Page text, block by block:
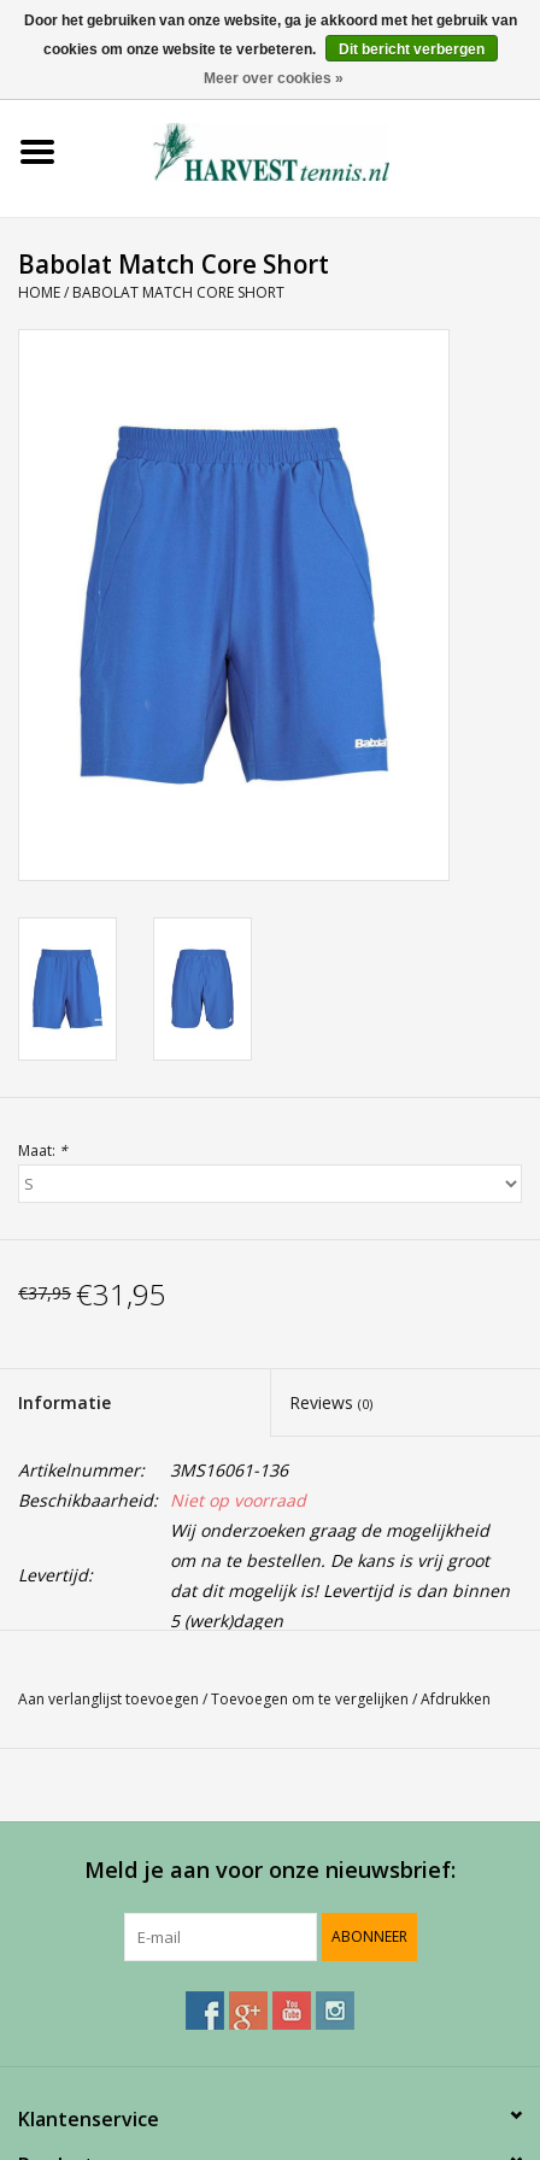
0 Artikelen - €0,00
Tenniskleding
Accessoires
Sponsoring
Babolat Match Core Short
HOME/ BABOLAT MATCH CORE SHORT
Maat: *
€37,95 €31,95
Informatie Reviews (0)
Artikelnummer:
3MS16061-136
Beschikbaarheid: Niet op voorraad
Levertijd:
Wij onderzoeken graag de mogelijkheid
om na te bestellen. De kans is vrij groot
dat dit mogelijk is! Levertijd is dan binnen
5 (werk)dagen
Gender: Man
lichte materiaal en zo ontworpen dat het je complexe bewegingen
van een ventilerende inzet en bevat geen hinderlijke knellende naden.
Aan de linkerzijde is eenBabolat logogeplaatst op de broekspijp.
Aan verlanglijst toevoegen /Toevoegen om te vergelijken /Afdrukken
Meld je aan voor onze nieuwsbrief:
ABONNEER
Klantenservice
Door het gebruiken van onze website, ga je akkoord met het gebruik van
cookies om onze website te verbeteren.
Dit bericht verbergen
Meer over cookies »